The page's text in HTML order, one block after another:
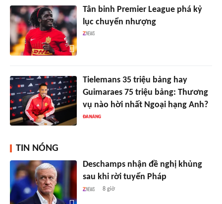
Tân binh Premier League phá kỷ
lục chuyển nhượng
Tielemans 35 triệu bảng hay
Guimaraes 75 triệu bảng: Thương
vụ nào hời nhất Ngoại hạng Anh?
TIN NÓNG
Deschamps nhận đề nghị khủng
sau khi rời tuyển Pháp
8 giờ